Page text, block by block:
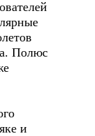
Полюс
и